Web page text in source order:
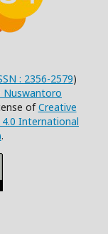
: 2356-2579)
Nuswantoro
ofCreative
International
.